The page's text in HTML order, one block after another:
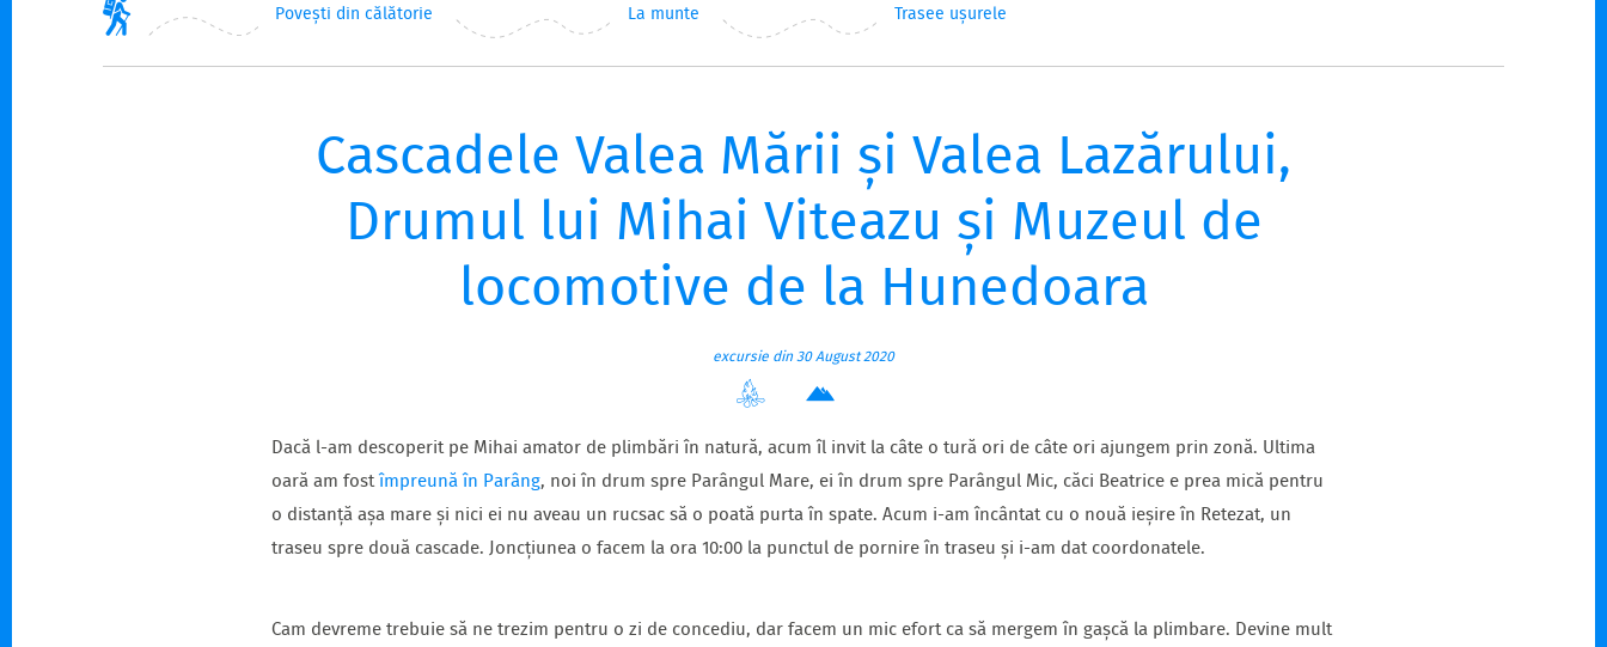
Povești din călătorie La munte Trasee ușurele
Cascadele Valea Mării și Valea Lazărului,
Drumul lui Mihai Viteazu și Muzeul de
locomotive de la Hunedoara
excursie din 30 August 2020
Dacă l-am descoperit pe Mihai amator de plimbări în natură, acum îl invit la câte o tură ori de câte ori ajungem prin zonă. Ultima
oară am fostîmpreună în Parâng, noi în drum spre Parângul Mare, ei în drum spre Parângul Mic, căci Beatrice e prea mică pentru
o distanță așa mare și nici ei nu aveau un rucsac să o poată purta în spate. Acum i-am încântat cu o nouă ieșire în Retezat, un
traseu spre două cascade. Joncțiunea o facem la ora 10:00 la punctul de pornire în traseu și i-am dat coordonatele.
Cam devreme trebuie să ne trezim pentru o zi de concediu, dar facem un mic efort ca să mergem în gașcă la plimbare. Devine mult